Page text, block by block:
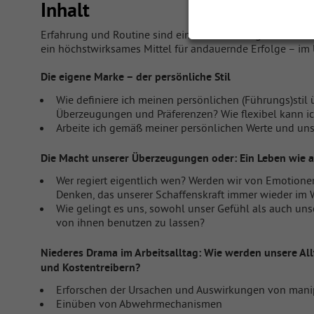
Inhalt
Erfahrung und Routine sind ein zweischneidiges
ein höchstwirksames Mittel für andauernde Erfolge –
Die eigene Marke – der persönliche Stil
Wie definiere ich meinen persönlichen (Führungs)stil
Überzeugungen und Präferenzen? Wie flexibel kann
Arbeite ich gemäß meiner persönlichen Werte und
Die Macht unserer Überzeugungen oder: Ein Leben wie
Wer regiert eigentlich wen? Werden wir von
Denken, das unserer Schaffenskraft immer wieder im
Wie gelingt es uns, sowohl unser Gefühl als auch
von ihnen benutzen zu lassen?
Niederes Drama im Arbeitsalltag: Wie werden unsere
und Kostentreibern?
Erforschen der Ursachen und Auswirkungen von
Einüben von Abwehrmechanismen